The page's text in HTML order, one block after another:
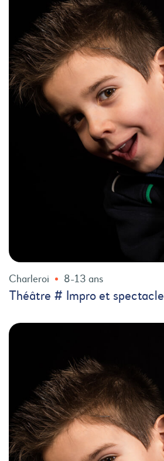
Charleroi 8-13 ans
Théâtre # Impro et spectacle